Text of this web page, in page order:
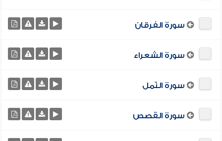
سورة الفرقان
سورة الشعراء
سورة النّمل
سورة القصص